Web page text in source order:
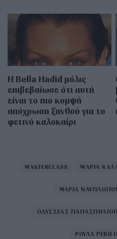
Η Bella Hadid μόλις
επιβεβαίωσε ότι αυτή
είναι το πιο κομψή
απόχρωση ξανθού για το
φετινό καλοκαίρι
MASTERCLASS ΜΑΡΙΑ
ΜΑΡΙΑ ΝΑΥΠΛΙΩΤΟΥ
ΟΔΥΣΣΕΑΣ
ΡΟΥΛΑ ΡΕΒΗ